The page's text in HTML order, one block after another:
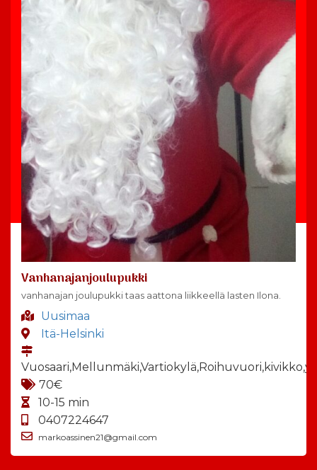
Vanhanajanjoulupukki
vanhanajan joulupukki taas aattona liikkeellä lasten Ilona.
Uusimaa
Itä-Helsinki
70€
10-15 min
0407224647
markoassinen21@gmail.com